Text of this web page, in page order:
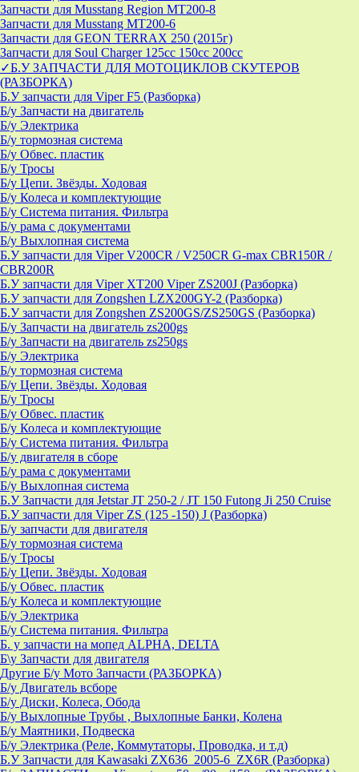
Запчасти для Musstang Region MT200-8
Запчасти для Musstang MT200-6
Запчасти для GEON TERRAX 250 (2015г)
Запчасти для Soul Charger 125сс 150cc 200сс
✓Б.У ЗАПЧАСТИ ДЛЯ МОТОЦИКЛОВ СКУТЕРОВ
(РАЗБОРКА)
Б.У запчасти для Viper F5 (Разборка)
Б/у Запчасти на двигатель
Б/у Электрика
Б/у тормозная система
Б/у Обвес. пластик
Б/у Тросы
Б/у Цепи. Звёзды. Ходовая
Б/у Колеса и комплектующие
Б/у Система питания. Фильтра
Б/у рама с документами
Б/у Выхлопная система
Б.У запчасти для Viper V200CR / V250CR G-max CBR150R /
CBR200R
Б.У запчасти для Viper XT200 Viper ZS200J (Разборка)
Б.У запчасти для Zongshen LZX200GY-2 (Разборка)
Б.У запчасти для Zongshen ZS200GS/ZS250GS (Разборка)
Б/у Запчасти на двигатель zs200gs
Б/у Запчасти на двигатель zs250gs
Б/у Электрика
Б/у тормозная система
Б/у Цепи. Звёзды. Ходовая
Б/у Тросы
Б/у Обвес. пластик
Б/у Колеса и комплектующие
Б/у Система питания. Фильтра
Б/у двигателя в сборе
Б/у рама с документами
Б/у Выхлопная система
Б.У Запчасти для Jetstar JT 250-2 / JT 150 Futong Ji 250 Cruise
Б.У запчасти для Viper ZS (125 -150) J (Разборка)
Б/у запчасти для двигателя
Б/у тормозная система
Б/у Тросы
Б/у Цепи. Звёзды. Ходовая
Б/у Обвес. пластик
Б/у Колеса и комплектующие
Б/у Электрика
Б/у Система питания. Фильтра
Б. у запчасти на мопед ALPHA, DELTA
Б\у Запчасти для двигателя
Другие Б/у Мото Запчасти (РАЗБОРКА)
Б/у Двигатель всборе
Б/у Диски, Колеса, Обода
Б/у Выхлопные Трубы , Выхлопные Банки, Колена
Б/у Маятники, Подвеска
Б/у Электрика (Реле, Коммутаторы, Проводка, и т.д)
Б.У Запчасти для Kawasaki ZX636_2005-6_ZX6R (Разборка)